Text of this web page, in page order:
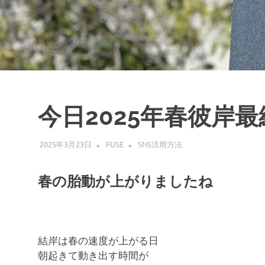
ブ
ロ
グ
で
す。
今日2025年春彼岸最
2025年3月23日 FUSE SNS活用方法
春の胎動が上がりましたね
結岸は春の速度が上がる日
朝起きて動き出す時間が